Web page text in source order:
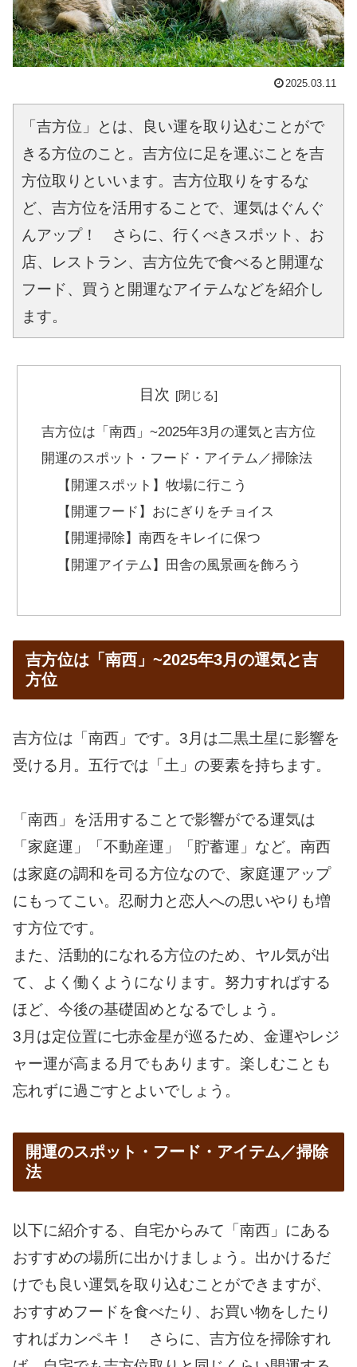
2025.03.11
「吉方位」とは、良い運を取り込むことがで
きる方位のこと。吉方位に足を運ぶことを吉
方位取りといいます。吉方位取りをするな
ど、吉方位を活用することで、運気はぐんぐ
んアップ！　さらに、行くべきスポット、お
店、レストラン、吉方位先で食べると開運な
フード、買うと開運なアイテムなどを紹介し
ます。
目次
吉方位は「南西」~2025年3月の運気と吉方位
開運のスポット・フード・アイテム／掃除法
【開運スポット】牧場に行こう
【開運フード】おにぎりをチョイス
【開運掃除】南西をキレイに保つ
【開運アイテム】田舎の風景画を飾ろう
吉方位は「南西」~2025年3月の運気と吉
方位
吉方位は「南西」です。3月は二黒土星に影響を
受ける月。五行では「土」の要素を持ちます。
「南西」を活用することで影響がでる運気は
「家庭運」「不動産運」「貯蓄運」など。南西
は家庭の調和を司る方位なので、家庭運アップ
にもってこい。忍耐力と恋人への思いやりも増
す方位です。
また、活動的になれる方位のため、ヤル気が出
て、よく働くようになります。努力すればする
ほど、今後の基礎固めとなるでしょう。
3月は定位置に七赤金星が巡るため、金運やレジ
ャー運が高まる月でもあります。楽しむことも
忘れずに過ごすとよいでしょう。
開運のスポット・フード・アイテム／掃除
法
以下に紹介する、自宅からみて「南西」にある
おすすめの場所に出かけましょう。出かけるだ
けでも良い運気を取り込むことができますが、
おすすめフードを食べたり、お買い物をしたり
すればカンペキ！ さらに、吉方位を掃除すれ